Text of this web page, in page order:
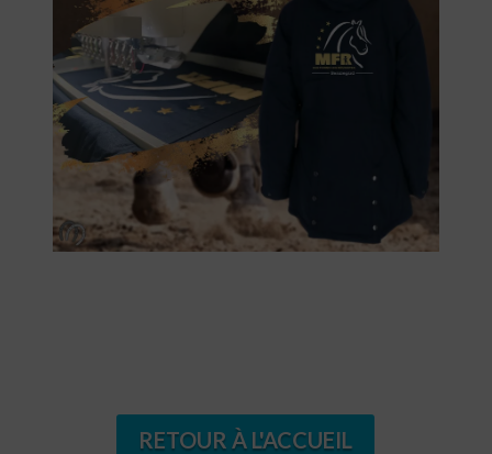
RETOUR À L'ACCUEIL